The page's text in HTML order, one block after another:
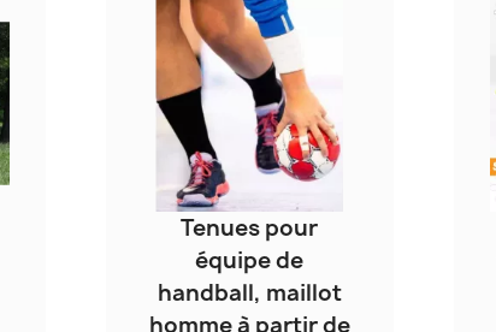
Tenues pour
équipe de
handball, maillot
homme à partir de